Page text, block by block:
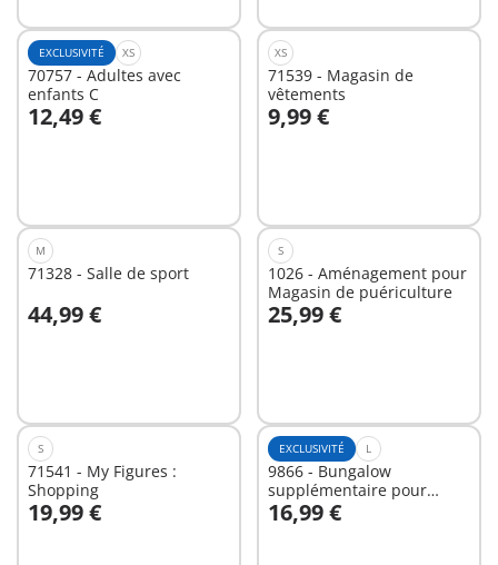
EXCLUSIVITÉ XS
70757 - Adultes avec
enfants C
12,49 €
Au panier
XS
71539 - Magasin de
vêtements
9,99 €
Au panier
M
71328 - Salle de sport
44,99 €
Au panier
S
1026 - Aménagement pour
Magasin de puériculture
25,99 €
Au panier
S
71541 - My Figures :
Shopping
19,99 €
Au panier
EXCLUSIVITÉ L
9866 - Bungalow
supplémentaire pour
Beach Hôtel
16,99 €
Au panier